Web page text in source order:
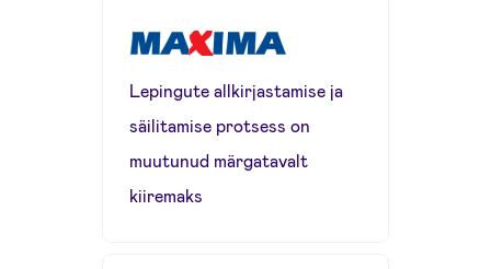
Lepingute allkirjastamise ja
säilitamise protsess on
muutunud märgatavalt
kiiremaks